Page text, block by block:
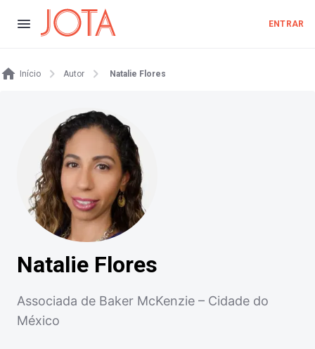
ENTRAR
Início Autor Natalie Flores
Natalie Flores
Associada de Baker McKenzie – Cidade do
México